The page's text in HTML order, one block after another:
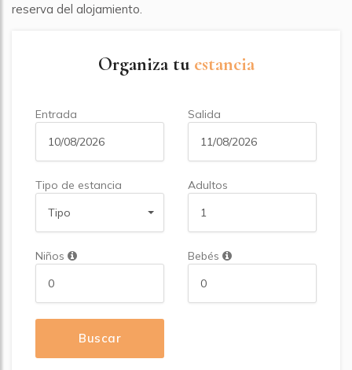
reserva del alojamiento.
Organiza tu estancia
Entrada Salida
Tipo de estancia
Tipo
Adultos
Niños Bebés
Buscar